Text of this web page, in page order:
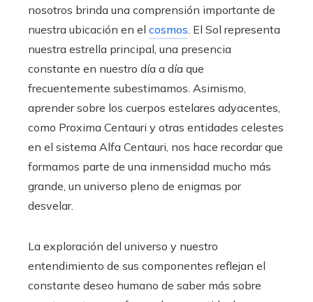
nosotros brinda una comprensión importante de
nuestra ubicación en el cosmos . El Sol representa
nuestra estrella principal, una presencia
constante en nuestro día a día que
frecuentemente subestimamos. Asimismo,
aprender sobre los cuerpos estelares adyacentes,
como Proxima Centauri y otras entidades celestes
en el sistema Alfa Centauri, nos hace recordar que
formamos parte de una inmensidad mucho más
grande, un universo pleno de enigmas por
desvelar.
La exploración del universo y nuestro
entendimiento de sus componentes reflejan el
constante deseo humano de saber más sobre